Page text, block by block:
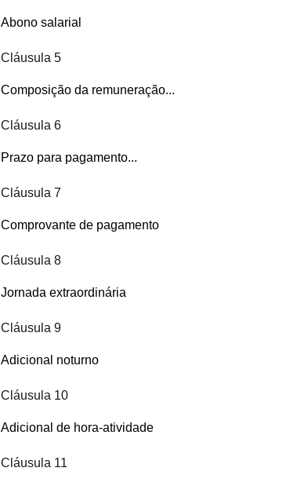
Abono salarial
Cláusula 5
Composição da remuneração...
Cláusula 6
Prazo para pagamento...
Cláusula 7
Comprovante de pagamento
Cláusula 8
Jornada extraordinária
Cláusula 9
Adicional noturno
Cláusula 10
Adicional de hora-atividade
Cláusula 11